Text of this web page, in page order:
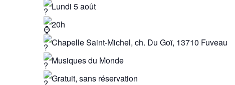
Lundi 5 août
20h
Chapelle Saint-Michel, ch. Du Goï, 13710 Fuveau
Musiques du Monde
Gratuit, sans réservation